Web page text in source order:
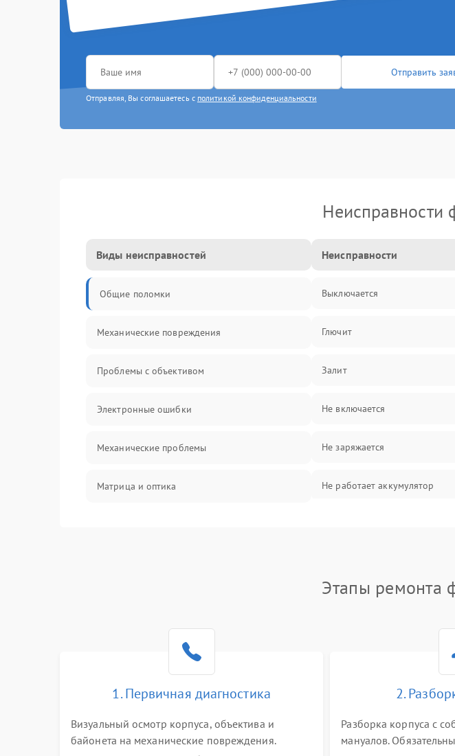
Отправить
Отправляя, Вы соглашаетесь с политикой конфиденциальности
Неисправности
Виды неисправностей
Общие поломки
Механические повреждения
Проблемы с объективом
Электронные ошибки
Механические проблемы
Матрица и оптика
Коммуникации и интерфейсы
Неисправности
Выключается
Глючит
Залит
Не включается
Не заряжается
Не работает аккумулятор
Этапы ремонта
1. Первичная диагностика
Визуальный осмотр корпуса, объектива и
байонета на механические повреждения.
2.
Разборка корпуса с
мануалов.